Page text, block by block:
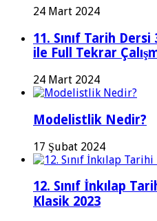
24 Mart 2024
11. Sınıf Tarih
ile Full Tekrar
24 Mart 2024
Modelistlik Nedir?
17 Şubat 2024
12. Sınıf İnkılap
Klasik 2023